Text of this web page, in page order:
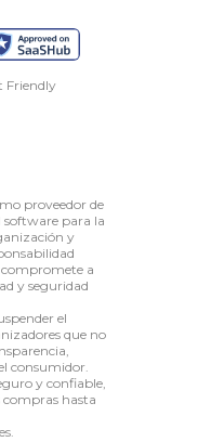
Friendly
proveedor de
para la
y
a
y seguridad
el
que no
consumidor.
y confiable,
compras hasta